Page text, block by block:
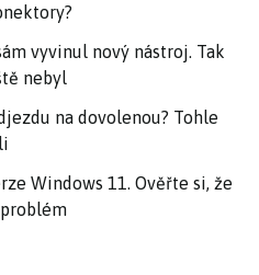
vyvinul nový nástroj. Tak
nebyl
na dovolenou? Tohle
Windows 11. Ověřte si, že